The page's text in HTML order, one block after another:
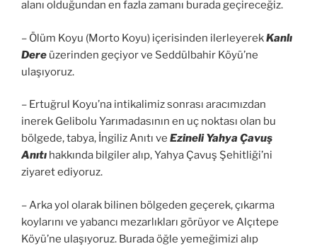
alanı olduğundan en fazla zamanı burada geçireceğiz.
– Ölüm Koyu (Morto Koyu) içerisinden ilerleyerekKanlı
Dere üzerinden geçiyor ve Seddülbahir Köyü’ne
ulaşıyoruz.
– Ertuğrul Koyu’na intikalimiz sonrası aracımızdan
inerek Gelibolu Yarımadasının en uç noktası olan bu
bölgede, tabya, İngiliz Anıtı ve Ezineli Yahya Çavuş
Anıtı hakkında bilgiler alıp, Yahya Çavuş Şehitliği’ni
ziyaret ediyoruz.
– Arka yol olarak bilinen bölgeden geçerek, çıkarma
koylarını ve yabancı mezarlıkları görüyor ve Alçıtepe
Köyü’ne ulaşıyoruz. Burada öğle yemeğimizi alıp